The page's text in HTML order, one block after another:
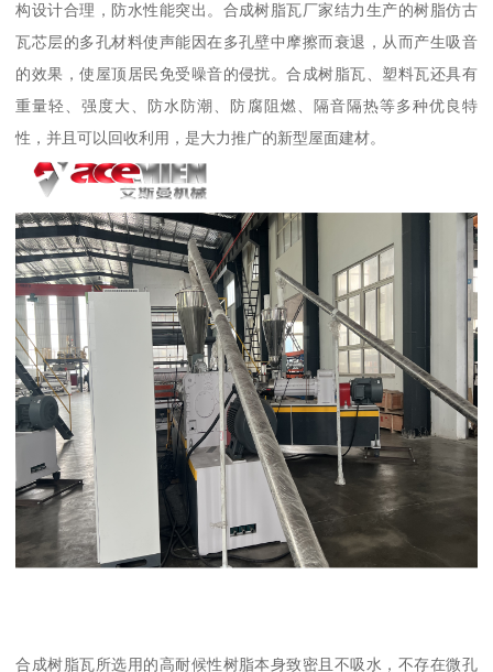
构设计合理，防水性能突出。合成树脂瓦厂家结力生产的树脂仿古
瓦芯层的多孔材料使声能因在多孔壁中摩擦而衰退，从而产生吸音
的效果，使屋顶居民免受噪音的侵扰。合成树脂瓦、塑料瓦还具有
重量轻、强度大、防水防潮、防腐阻燃、隔音隔热等多种优良特
性，并且可以回收利用，是大力推广的新型屋面建材。
合成树脂瓦所选用的高耐候性树脂本身致密且不吸水，不存在微孔